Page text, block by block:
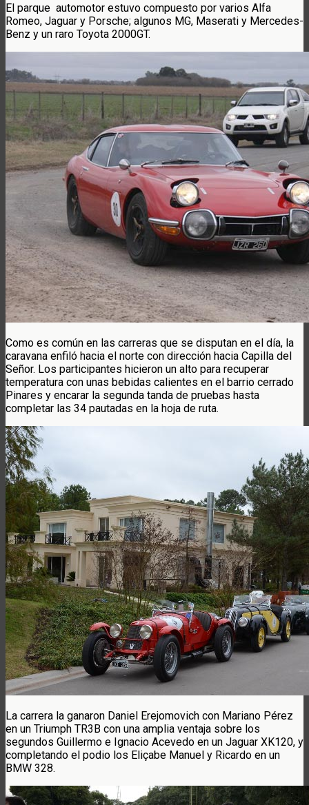
El parque automotor estuvo compuesto por varios Alfa
Romeo, Jaguar y Porsche; algunos MG, Maserati y Mercedes-
Benz y un raro Toyota 2000GT.
Como es común en las carreras que se disputan en el día, la
caravana enfiló hacia el norte con dirección hacia Capilla del
Señor. Los participantes hicieron un alto para recuperar
temperatura con unas bebidas calientes en el barrio cerrado
Pinares y encarar la segunda tanda de pruebas hasta
completar las 34 pautadas en la hoja de ruta.
La carrera la ganaron Daniel Erejomovich con Mariano Pérez
en un Triumph TR3B con una amplia ventaja sobre los
segundos Guillermo e Ignacio Acevedo en un Jaguar XK120, y
completando el podio los Eliçabe Manuel y Ricardo en un
BMW 328.